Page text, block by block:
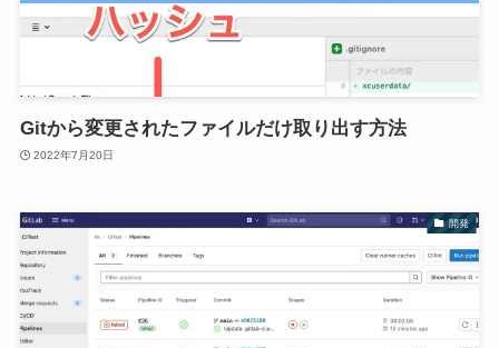
Gitから変更されたファイルだけ取り出す方法
2022年7月20日
開発